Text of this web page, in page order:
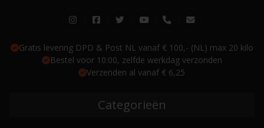
Gratis levering DPD & Post NL vanaf € 100,- (NL) max 20 kilo
Bestel voor 10:00, zelfde werkdag verzonden
Verzenden al vanaf € 6,25
Categorieën